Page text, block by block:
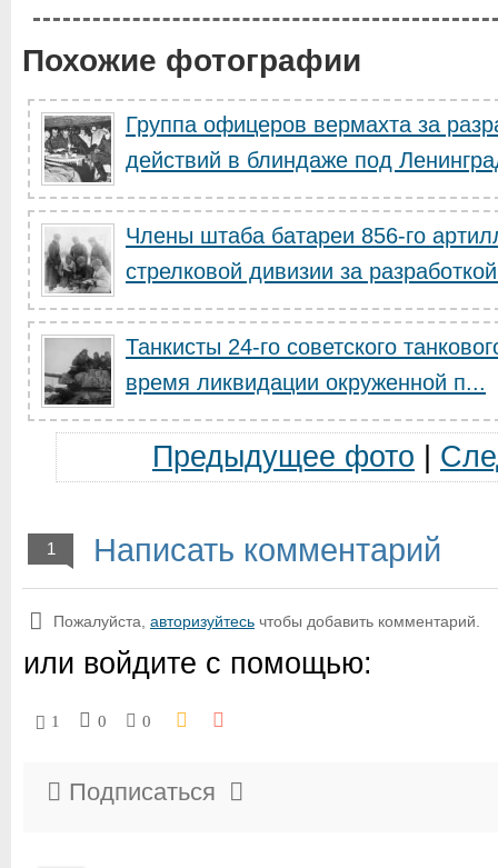
Похожие фотографии
Группа офицеров вермахта за
действий в блиндаже под
Члены штаба батареи 856-го
стрелковой дивизии за
Танкисты 24-го советского
время ликвидации окруженной п...
Предыдущее фото
1 Написать комментарий
Пожалуйста, авторизуйтесь чтобы добавить комментарий.
или войдите с помощью:
1 0 0
Подписаться